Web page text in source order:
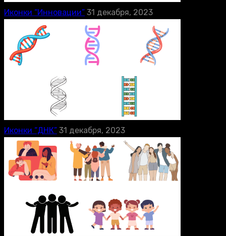
Иконки “Инновации” 31 декабря, 2023
Иконки “ДНК” 31 декабря, 2023